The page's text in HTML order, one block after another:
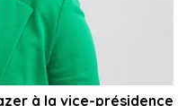
à la vice-présidence